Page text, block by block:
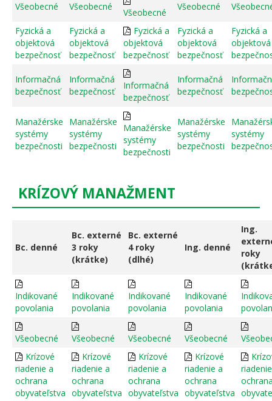
Všeobecné Všeobecné
Všeobecné
Všeobecné
Fyzická a
objektová
bezpečnosť
Fyzická a
objektová
bezpečnosť
Fyzická a
objektová
bezpečnosť
Fyzická a
objektová
bezpečnosť
Fyzická a
objektová
Informačná
bezpečnosť
Informačná
bezpečnosť
Informačná
bezpečnosť
Informačná
bezpečnosť
Manažérske
systémy
bezpečnosti
Manažérske
systémy
bezpečnosti
Manažérske
systémy
bezpečnosti
Manažérske
systémy
bezpečnosti
systémy
KRÍZOVÝ MANAŽMENT
Bc. denné
Bc. externé
3 roky
(krátke)
Bc. externé
4 roky
(dlhé)
Ing. denné
Ing.
roky
Indikované
povolania
Indikované
povolania
Indikované
povolania
Indikované
povolania
Všeobecné Všeobecné Všeobecné Všeobecné
Krízové
riadenie a
ochrana
obyvateľstva
Krízové
riadenie a
ochrana
obyvateľstva
Krízové
riadenie a
ochrana
obyvateľstva
Krízové
riadenie a
ochrana
obyvateľstva